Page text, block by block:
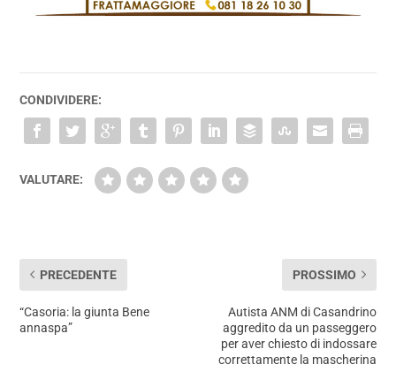
CONDIVIDERE:
VALUTARE:
PRECEDENTE
“Casoria: la giunta Bene
annaspa”
PROSSIMO
Autista ANM di Casandrino
aggredito da un passeggero
per aver chiesto di indossare
correttamente la mascherina